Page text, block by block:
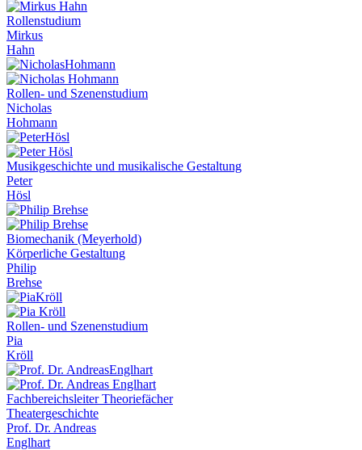
Rollenstudium
Mirkus
Hahn
Rollen- und Szenenstudium
Nicholas
Hohmann
Musikgeschichte und musikalische Gestaltung
Peter
Hösl
Biomechanik (Meyerhold)
Körperliche Gestaltung
Philip
Brehse
Rollen- und Szenenstudium
Pia
Kröll
Fachbereichsleiter Theoriefächer
Theatergeschichte
Prof. Dr. Andreas
Englhart